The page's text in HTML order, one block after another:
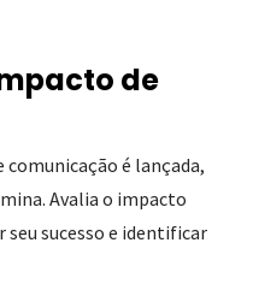
de
comunicação é lançada,
Avalia o impacto
seu sucesso e identificar